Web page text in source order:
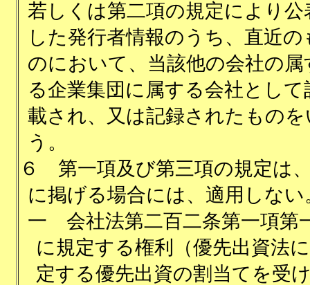
若しくは第二項の規定により公
した発行者情報のうち、直近の
のにおいて、当該他の会社の属
る企業集団に属する会社として
載され、又は記録されたものを
う。
６
第一項及び第三項の規定は
に掲げる場合には、適用しない
一
会社法第二百二条第一項第
に規定する権利（優先出資法
定する優先出資の割当てを受